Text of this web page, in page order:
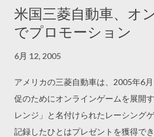
http://advertising.msn.dk/ Norway:
Sweden: http://advertising.msn.se/
米国三菱自動車、オ
でプロモーション
6月 12, 2005
アメリカの三菱自動車は、2005年6
促のためにオンラインゲームを展開
レンジ」と名付けられたレーシング
記録したひとはプレゼントを獲得で